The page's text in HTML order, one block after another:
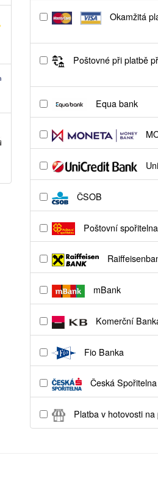
Okamžitá
Poštovné při platbě
Equa bank
ČSOB
Poštovní spořitelna
mBank
Komerční
Fio Banka
Česká Spořitelna
Platba v hotovosti na